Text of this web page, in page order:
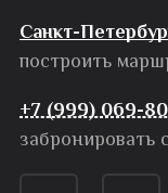
Санкт-
построить
+7 (999) 069-
забронировать